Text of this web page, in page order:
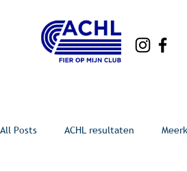
All Posts ACHL resultaten